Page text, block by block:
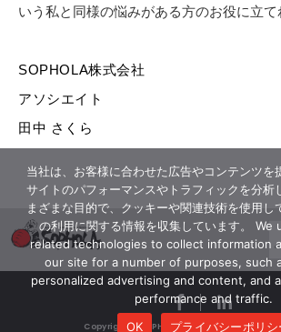
いう私と同様の悩みがある方のお役に立て
SOPHOLA株式会社
アソシエイト
田中 さくら
Copyright © SOPHOLA inc. All Rights
当社は、お客様に合わせた広告やコンテンツを
サイトのパフォーマンスやトラフィックを分析
まざまな目的で、クッキーや関連技術を使用し
の利用に関する情報を収集しています。
related technologies to collect information
our site for a number of purposes, such
personalized advertising and content, and
performance and traffic.
OK
プライバシーポリシ